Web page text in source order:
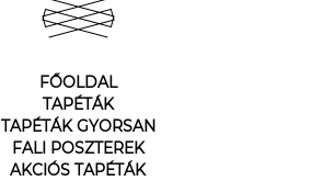
FŐOLDAL
TAPÉTÁK
TAPÉTÁK GYORSAN
FALI POSZTEREK
AKCIÓS TAPÉTÁK